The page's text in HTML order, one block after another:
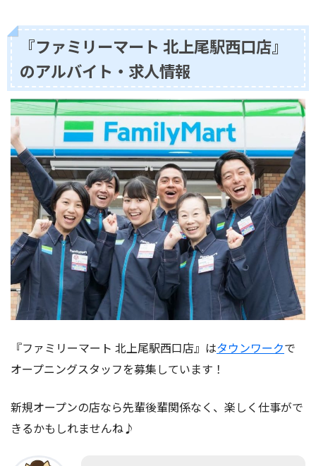
『ファミリーマート 北上尾駅西口店』
のアルバイト・求人情報
『ファミリーマート 北上尾駅西口店』はタウンワークで
オープニングスタッフを募集しています！
新規オープンの店なら先輩後輩関係なく、楽しく仕事がで
きるかもしれませんね♪